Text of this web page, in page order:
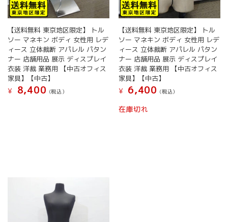
【送料無料 東京地区限定】 トル
ソー マネキン ボディ 女性用 レデ
ィース 立体裁断 アパレル パタン
ナー 店舗用品 展示 ディスプレイ
衣装 洋裁 業務用 【中古オフィス
家具】【中古】
¥
8,400 (税込）
【送料無料 東京地区限定】 トル
ソー マネキン ボディ 女性用 レデ
ィース 立体裁断 アパレル パタン
ナー 店舗用品 展示 ディスプレイ
衣装 洋裁 業務用 【中古オフィス
家具】【中古】
¥
6,400 (税込）
在庫切れ